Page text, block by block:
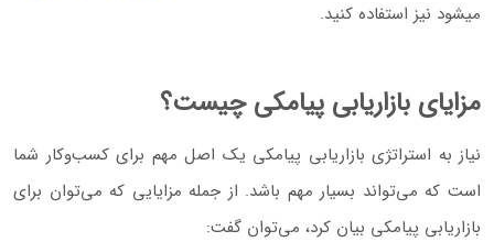
میشود نیز استفاده کنید.
مزایای بازاریابی پیامکی چیست؟
نیاز به استراتژی بازاریابی پیامکی یک اصل مهم برای کسب‌و‌کار شما
است که می‌تواند بسیار مهم باشد. از جمله مزایایی که می‌توان برای
بازاریابی پیامکی بیان کرد، می‌توان گفت: